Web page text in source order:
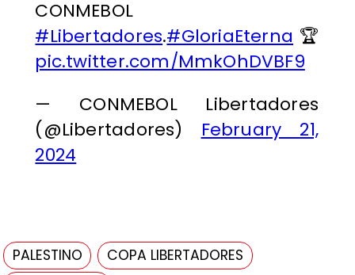
CONMEBOL
#Libertadores.#GloriaEterna 🏆
pic.twitter.com/MmkOhDVBF9
— CONMEBOL Libertadores
(@Libertadores) February 21,
2024
PALESTINO
COPA LIBERTADORES